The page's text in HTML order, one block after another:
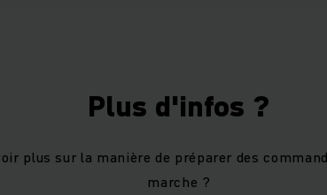
Plus d'infos ?
plus sur la manière de préparer des
marche ?